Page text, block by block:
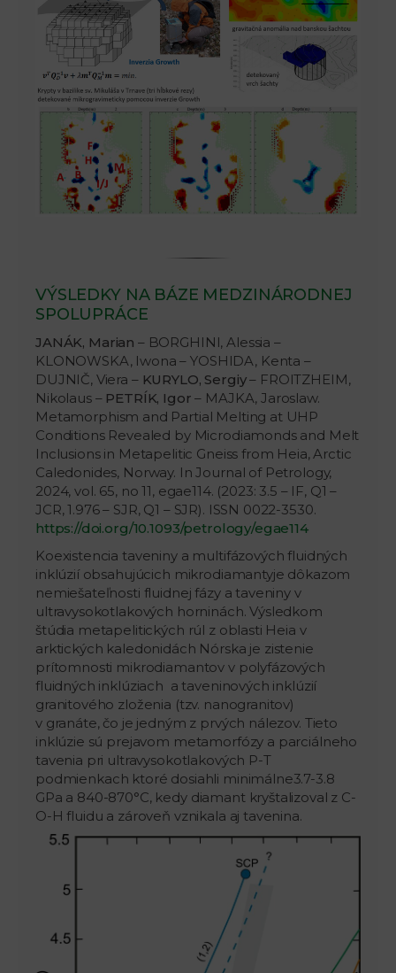
VÝSLEDKY NA BÁZE MEDZINÁRODNEJ
SPOLUPRÁCE
JANÁK, Marian – BORGHINI, Alessia –
KLONOWSKA, Iwona – YOSHIDA, Kenta –
DUJNIČ, Viera – KURYLO, Sergiy– FROITZHEIM,
Nikolaus – PETRÍK, Igor – MAJKA, Jaroslaw.
Metamorphism and Partial Melting at UHP
Conditions Revealed by Microdiamonds and Melt
Inclusions in Metapelitic Gneiss from Heia, Arctic
Caledonides, Norway. In Journal of Petrology,
2024, vol. 65, no 11, egae114. (2023: 3.5 – IF, Q1 –
JCR, 1.976 – SJR, Q1 – SJR). ISSN 0022-3530.
https://doi.org/10.1093/petrology/egae114
Koexistencia taveniny a multifázových fluidných
inklúzií obsahujúcich mikrodiamantyje dôkazom
nemiešateľnosti fluidnej fázy a taveniny v
ultravysokotlakových horninách. Výsledkom
štúdia metapelitických rúl z oblasti Heia v
arktických kaledonidách Nórska je zistenie
prítomnosti mikrodiamantov v polyfázových
fluidných inklúziach a taveninových inklúzií
granitového zloženia (tzv. nanogranitov)
v granáte, čo je jedným z prvých nálezov. Tieto
inklúzie sú prejavom metamorfózy a parciálneho
tavenia pri ultravysokotlakových P-T
podmienkach ktoré dosiahli minimálne3.7-3.8
GPa a 840-870°C, kedy diamant kryštalizoval z C-
O-H fluidu a zároveň vznikala aj tavenina.